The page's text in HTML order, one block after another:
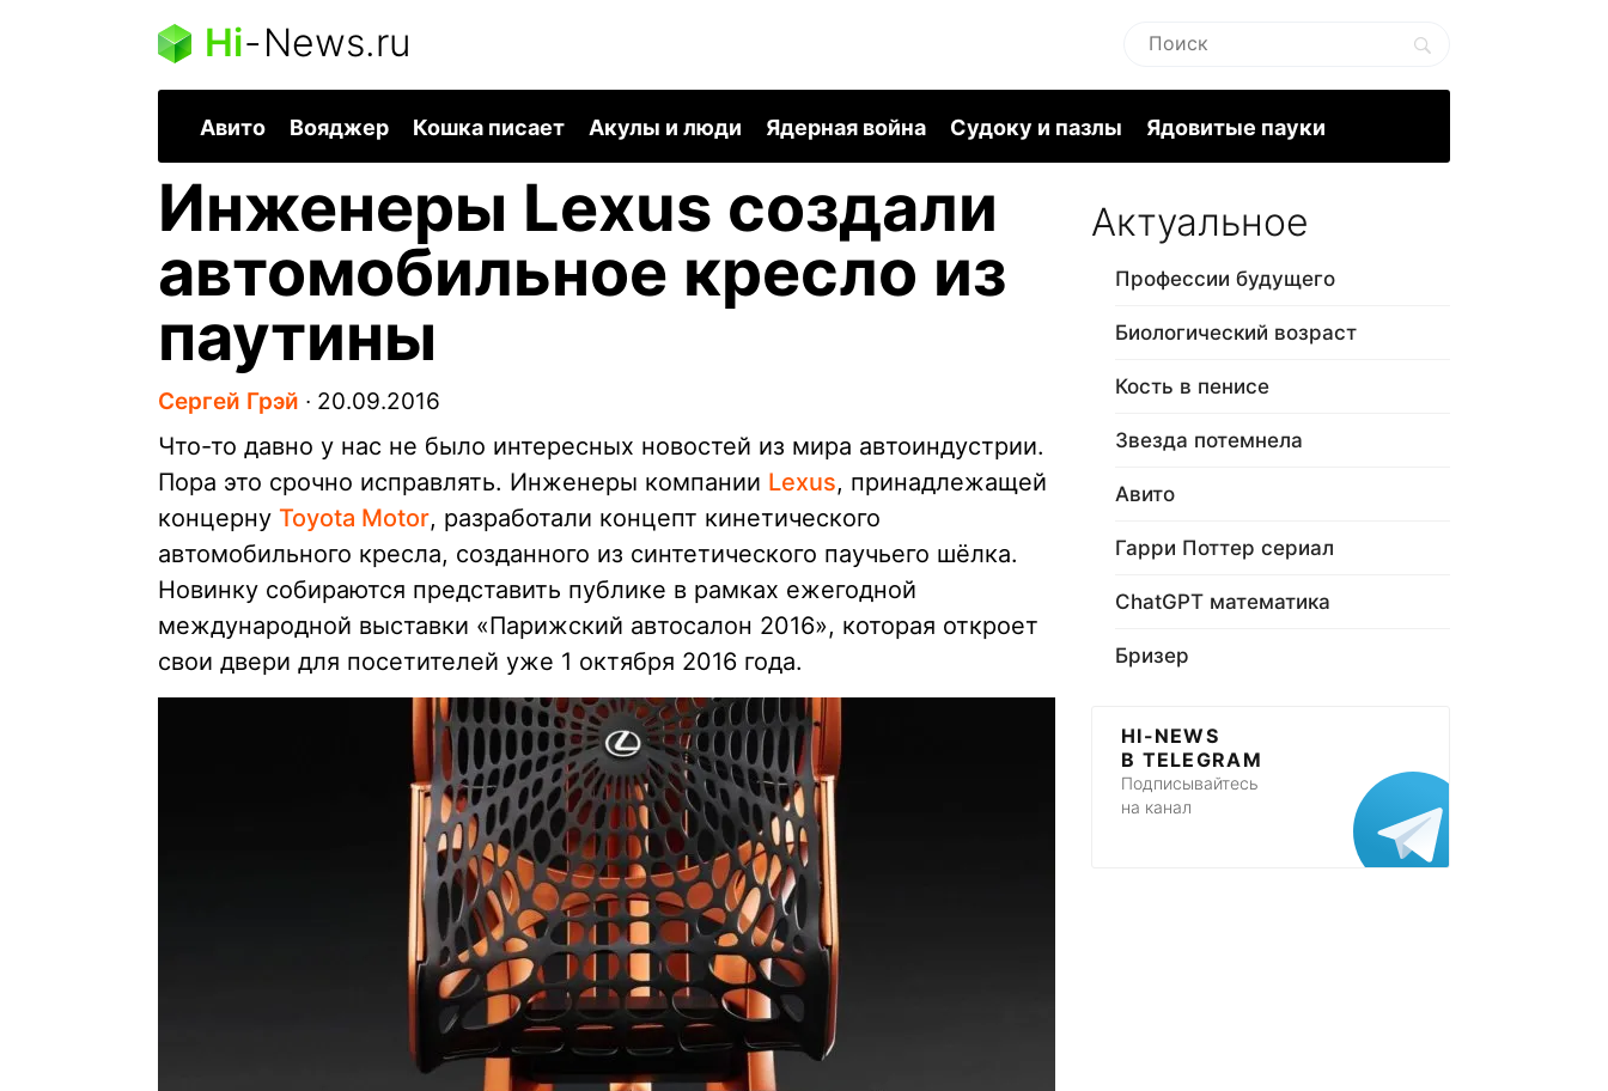
Hi-News.ru
Авито Вояджер Кошка писает Акулы и люди Ядерная война Судоку и пазлы Ядовитые пауки
Инженеры Lexus создали
автомобильное кресло из
паутины
Сергей Грэй ∙ 20.09.2016
Что-то давно у нас не было интересных новостей из мира автоиндустрии.
Пора это срочно исправлять. Инженеры компании Lexus, принадлежащей
концерну Toyota Motor, разработали концепт кинетического
автомобильного кресла, созданного из синтетического паучьего шёлка.
Новинку собираются представить публике в рамках ежегодной
международной выставки «Парижский автосалон 2016», которая откроет
свои двери для посетителей уже 1 октября 2016 года.
Актуальное
Профессии будущего
Биологический возраст
Кость в пенисе
Звезда потемнела
Авито
Гарри Поттер сериал
ChatGPT математика
Бризер
HI-NEWS
В TELEGRAM
Подписывайтесь
на канал